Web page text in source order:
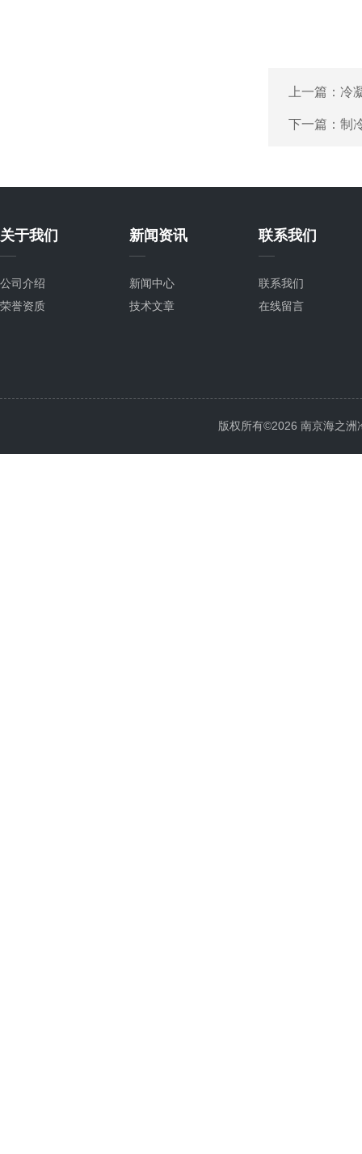
上一篇： 冷
下一篇： 制
关于我们
公司介绍
荣誉资质
新闻资讯
新闻中心
技术文章
联系我们
联系我们
在线留言
版权所有©2026 南京海之